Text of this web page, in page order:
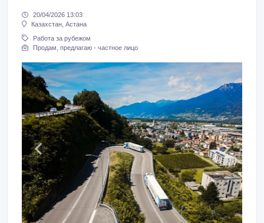
20/04/2026 13:03
Казахстан, Астана
Работа за рубежом
Продам, предлагаю - частное лицо